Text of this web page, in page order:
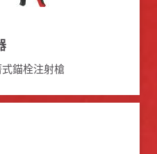
錨栓注射槍